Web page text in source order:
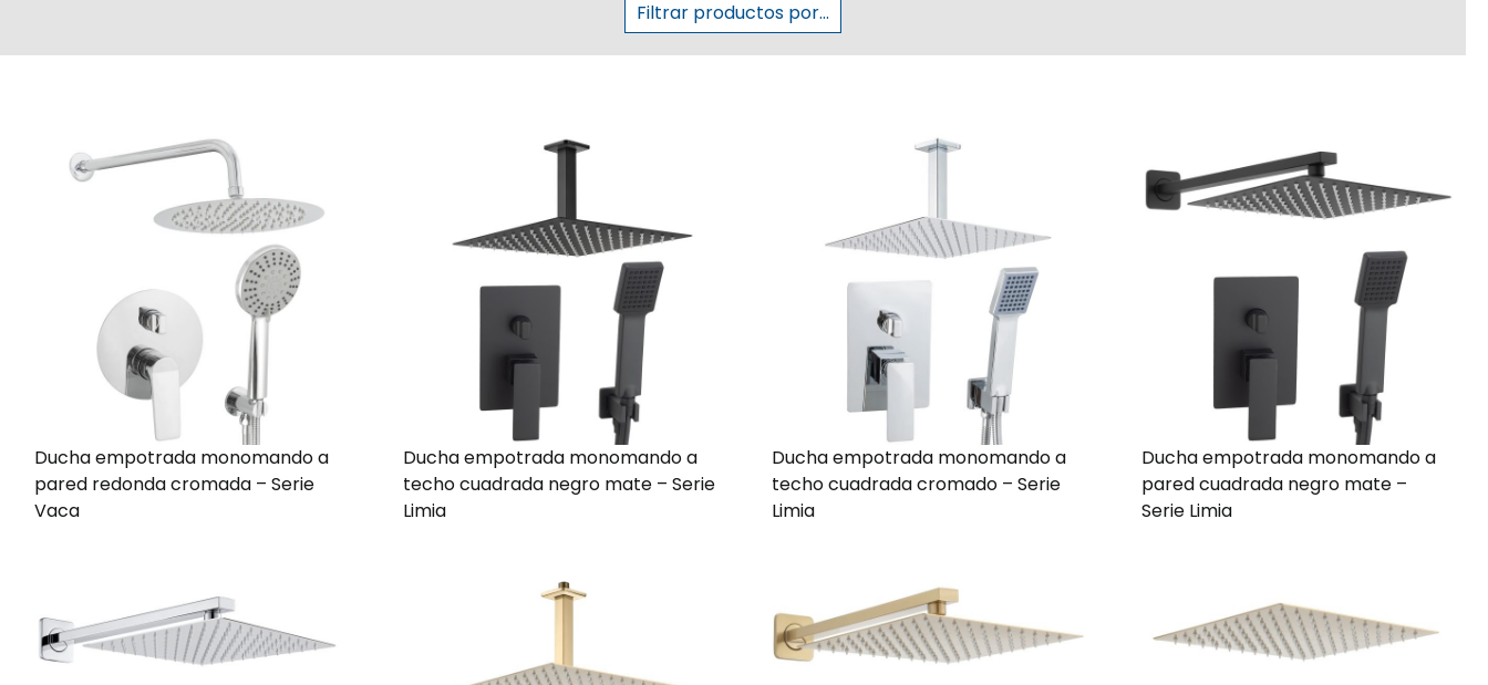
Filtrar productos por...
Ducha empotrada monomando a
pared redonda cromada – Serie
Vaca
Ducha empotrada monomando a
techo cuadrada negro mate – Serie
Limia
Ducha empotrada monomando a
techo cuadrada cromado – Serie
Limia
Ducha empotrada monomando a
pared cuadrada negro mate –
Serie Limia